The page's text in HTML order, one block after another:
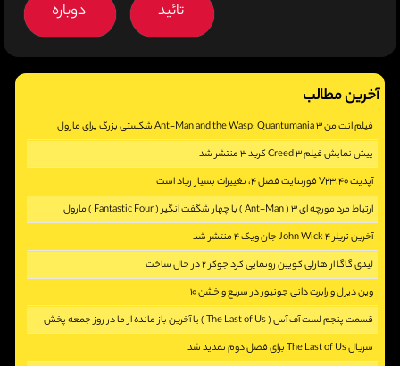
آخرین مطالب
فیلم انت من 3 Ant-Man and the Wasp: Quantumania شکستی بزرگ برای مارول
پیش نمایش فیلم Creed 3 کرید 3 منتشر شد
[2411]آپدیت V23.40 فورتنایت فصل 4، تغییرات بسیار زیاد است
[2971]ارتباط مرد مورچه ای 3 ( Ant-Man ) با چهار شگفت انگیر ( Fantastic Four ) مارول
[5347]آخرین تریلر John Wick 4 جان ویک 4 منتشر شد
[2390]لیدی گاگا از هارلی کویین رونمایی کرد جوکر 2 در حال ساخت
[2797]وین دیزل و رابرت دانی جونیور در سریع و خشن 10
[2353]
قسمت پنجم لست آف آس ( The Last of Us ) یا آخرین باز مانده از ما در روز جمعه پخش
می شود
سریال The Last of Us برای فصل دوم تمدید شد